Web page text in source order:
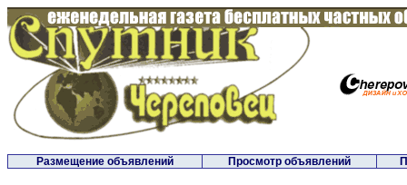
Размещение объявлений Просмотр объявлений